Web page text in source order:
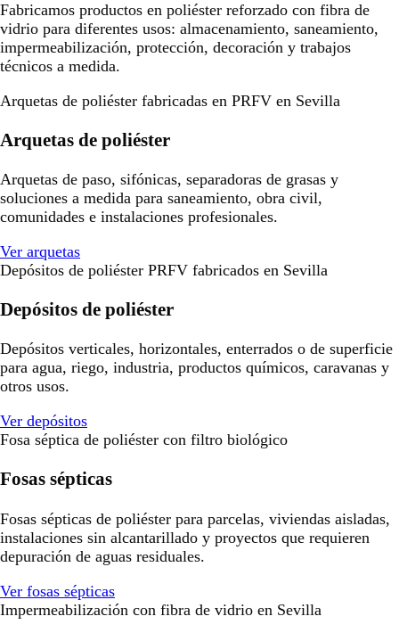
Fabricamos productos en poliéster reforzado con fibra de
vidrio para diferentes usos: almacenamiento, saneamiento,
impermeabilización, protección, decoración y trabajos
técnicos a medida.
Arquetas de poliéster fabricadas en PRFV en Sevilla
Arquetas de poliéster
Arquetas de paso, sifónicas, separadoras de grasas y
soluciones a medida para saneamiento, obra civil,
comunidades e instalaciones profesionales.
Ver arquetas
Depósitos de poliéster PRFV fabricados en Sevilla
Depósitos de poliéster
Depósitos verticales, horizontales, enterrados o de superficie
para agua, riego, industria, productos químicos, caravanas y
otros usos.
Ver depósitos
Fosa séptica de poliéster con filtro biológico
Fosas sépticas
Fosas sépticas de poliéster para parcelas, viviendas aisladas,
instalaciones sin alcantarillado y proyectos que requieren
depuración de aguas residuales.
Ver fosas sépticas
Impermeabilización con fibra de vidrio en Sevilla